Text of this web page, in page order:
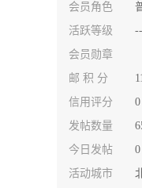
会员角色
活跃等级
会员勋章
邮 积 分
信用评分
0
发帖数量
今日发帖
0
活动城市